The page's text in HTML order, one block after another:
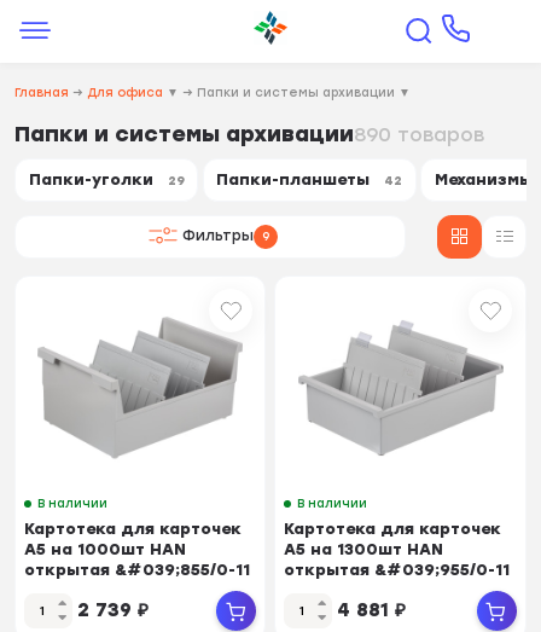
Главная → Для офиса ▼ → Папки и системы архивации ▼
Папки и системы архивации890 товаров
Папки-уголки 29 Папки-планшеты 42 Механизмы
Фильтры 9
В наличии
Картотека для карточек
А5 на 1000шт HAN
открытая &#039;855/0-11
2 739 ₽
В наличии
Картотека для карточек
А5 на 1300шт HAN
открытая &#039;955/0-11
4 881 ₽